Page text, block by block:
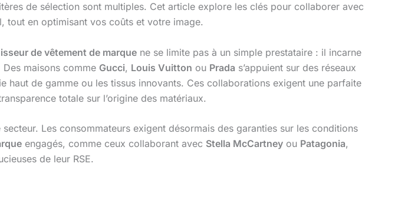
de sélection sont multiples. Cet article explore les clés pour collaborer avec
tout en optimisant vos coûts et votre image.
de vêtement de marque ne se limite pas à un simple prestataire : il incarne
Des maisons comme Gucci, Louis Vuitton ou Prada s’appuient sur des réseaux
de gamme ou les tissus innovants. Ces collaborations exigent une parfaite
totale sur l’origine des matériaux.
Les consommateurs exigent désormais des garanties sur les conditions
engagés, comme ceux collaborant avec Stella McCartney ou Patagonia,
de leur RSE.